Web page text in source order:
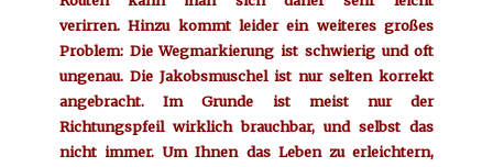
verirren. Hinzu kommt leider ein weiteres großes
Problem: Die Wegmarkierung ist schwierig und oft
ungenau. Die Jakobsmuschel ist nur selten korrekt
angebracht. Im Grunde ist meist nur der
Richtungspfeil wirklich brauchbar, und selbst das
nicht immer. Um Ihnen das Leben zu erleichtern,